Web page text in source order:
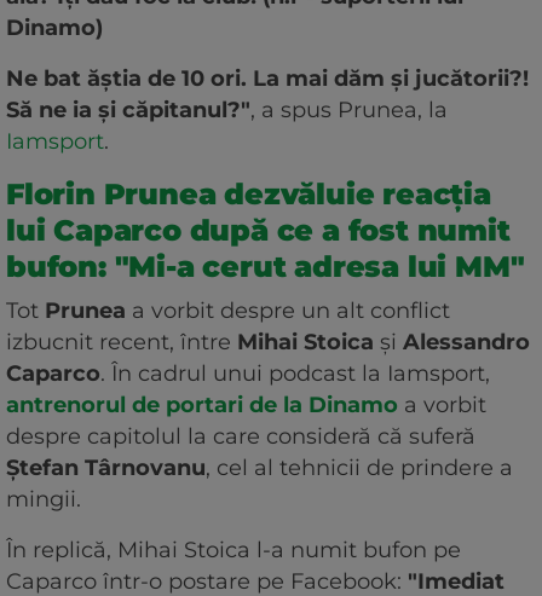
Dinamo)
Ne bat ăștia de 10 ori. La mai dăm și jucătorii?!
Să ne ia și căpitanul?", a spus Prunea, la
Iamsport.
Florin Prunea dezvăluie reacția
lui Caparco după ce a fost numit
bufon: "Mi-a cerut adresa lui MM"
Tot Prunea a vorbit despre un alt conflict
izbucnit recent, între Mihai Stoica și Alessandro
Caparco. În cadrul unui podcast la Iamsport,
antrenorul de portari de la Dinamo a vorbit
despre capitolul la care consideră că suferă
Ștefan Târnovanu, cel al tehnicii de prindere a
mingii.
În replică, Mihai Stoica l-a numit bufon pe
Caparco într-o postare pe Facebook: "Imediat